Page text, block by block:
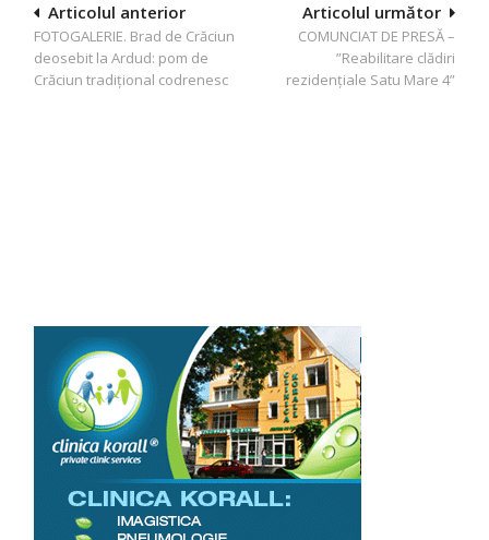
Navigare
în
articole
Articolul următor
COMUNCIAT DE PRESĂ –
”Reabilitare clădiri
rezidențiale Satu Mare 4”
Articolul anterior
FOTOGALERIE. Brad de Crăciun
deosebit la Ardud: pom de
Crăciun tradițional codrenesc